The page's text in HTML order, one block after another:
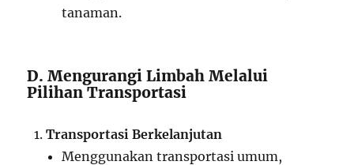
tanaman.
D. Mengurangi Limbah Melalui
Pilihan Transportasi
Transportasi Berkelanjutan
Menggunakan transportasi umum,